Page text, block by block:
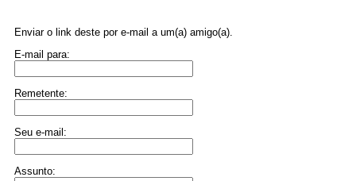
Enviar o link deste por e-mail a um(a) amigo(a).
E-mail para:
Remetente:
Seu e-mail:
Assunto: